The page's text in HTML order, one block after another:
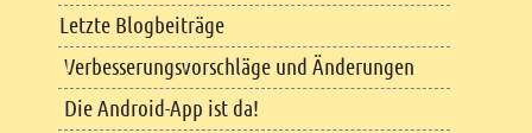
Letzte Blogbeiträge
Verbesserungsvorschläge und Änderungen
Die Android-App ist da!